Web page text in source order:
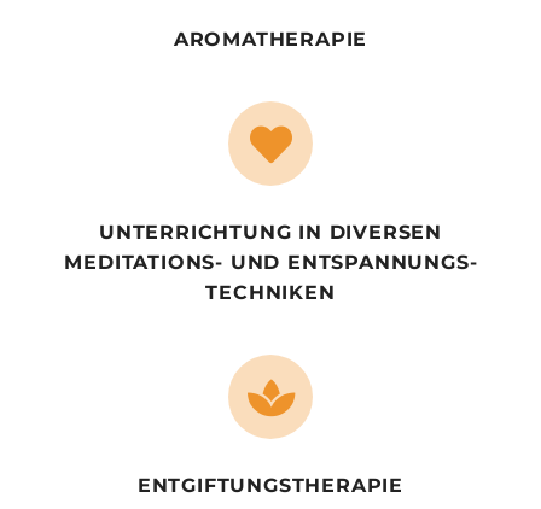
AROMATHERAPIE
UNTERRICHTUNG IN DIVERSEN
MEDITATIONS- UND ENTSPANNUNGS­
TECHNIKEN
ENTGIFTUNGS­THERAPIE